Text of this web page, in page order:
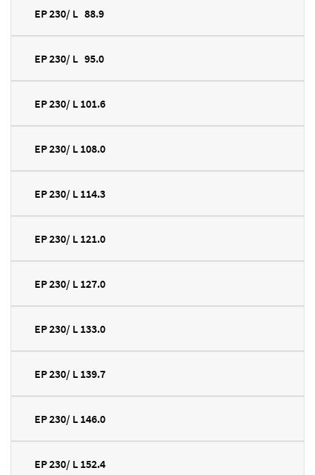
EP 230/ L 88.9
EP 230/ L 95.0
EP 230/ L 101.6
EP 230/ L 108.0
EP 230/ L 114.3
EP 230/ L 121.0
EP 230/ L 127.0
EP 230/ L 133.0
EP 230/ L 139.7
EP 230/ L 146.0
EP 230/ L 152.4